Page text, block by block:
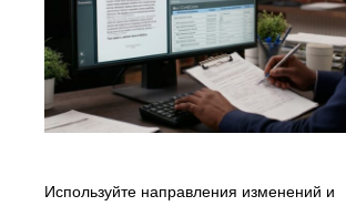
Используйте направления изменений и